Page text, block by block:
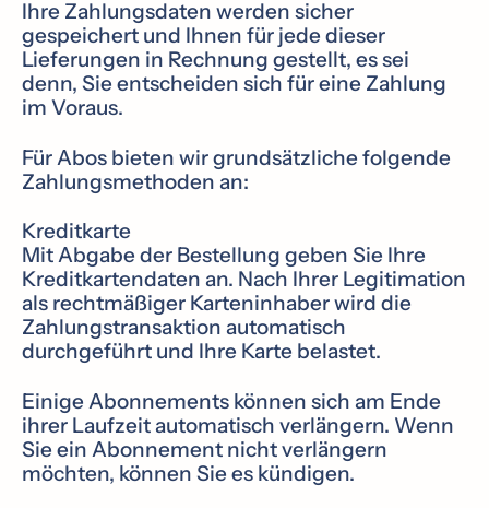
Ihre Zahlungsdaten werden sicher
gespeichert und Ihnen für jede dieser
Lieferungen in Rechnung gestellt, es sei
denn, Sie entscheiden sich für eine Zahlung
im Voraus.
Für Abos bieten wir grundsätzliche folgende
Zahlungsmethoden an:
Kreditkarte
Mit Abgabe der Bestellung geben Sie Ihre
Kreditkartendaten an. Nach Ihrer Legitimation
als rechtmäßiger Karteninhaber wird die
Zahlungstransaktion automatisch
durchgeführt und Ihre Karte belastet.
Einige Abonnements können sich am Ende
ihrer Laufzeit automatisch verlängern. Wenn
Sie ein Abonnement nicht verlängern
möchten, können Sie es kündigen.